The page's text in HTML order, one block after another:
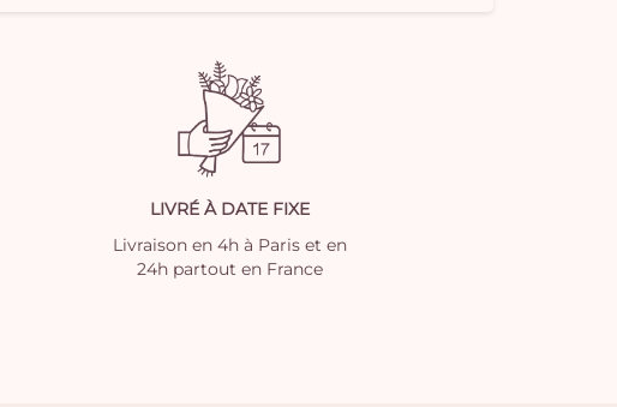
LIVRÉ À DATE FIXE
Livraison en 4h à Paris et en
24h partout en France